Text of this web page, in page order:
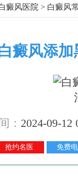
癜风医院 > 白癜风
癜风添
： 2024-09-12
抢约名医 免费